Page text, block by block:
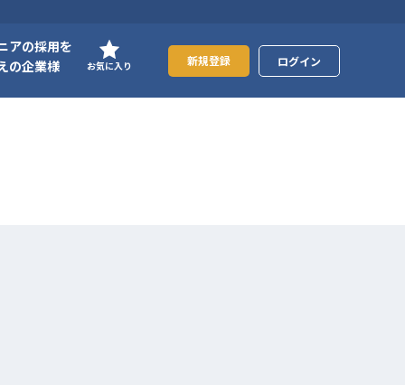
アの採用を
の企業様
お気に入り 新規登録 ログイン